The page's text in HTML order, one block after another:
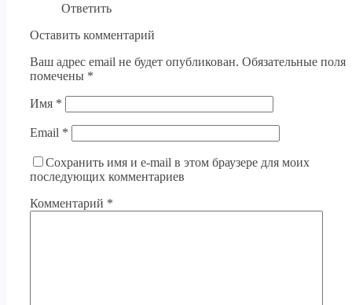
Ответить
Оставить комментарий
Ваш адрес email не будет опубликован. Обязательные поля
помечены *
Имя *
Email *
Сохранить имя и e-mail в этом браузере для моих
последующих комментариев
Комментарий *